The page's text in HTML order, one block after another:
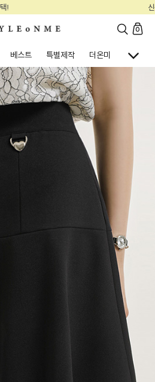
0
베스트 특별제작 더온미 골프웨어